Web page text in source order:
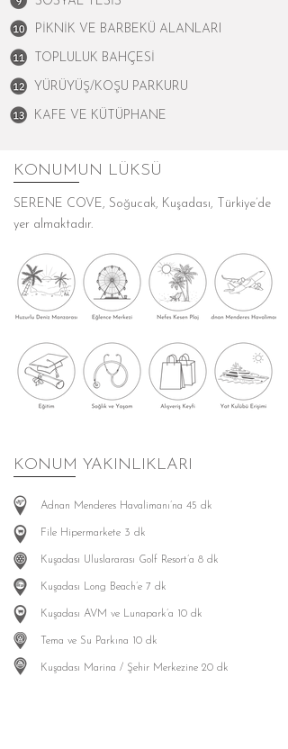
PİKNİK VE BARBEKÜ ALANLARI
TOPLULUK BAHÇESİ
YÜRÜYÜŞ/KOŞU PARKURU
KAFE VE KÜTÜPHANE
KONUMUN LÜKSÜ
SERENE COVE, Soğucak, Kuşadası, Türkiye’de
yer almaktadır.
KONUM YAKINLIKLARI
Adnan Menderes Havalimanı’na 45 dk
File Hipermarkete 3 dk
Kuşadası Uluslararası Golf Resort’a 8 dk
Kuşadası Long Beach’e 7 dk
Kuşadası AVM ve Lunapark’a 10 dk
Tema ve Su Parkına 10 dk
Kuşadası Marina / Şehir Merkezine 20 dk